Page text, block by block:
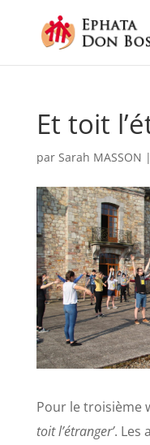
Et toit
par Sarah MASSON |
Pour le troisième
toit l’étranger’. Les